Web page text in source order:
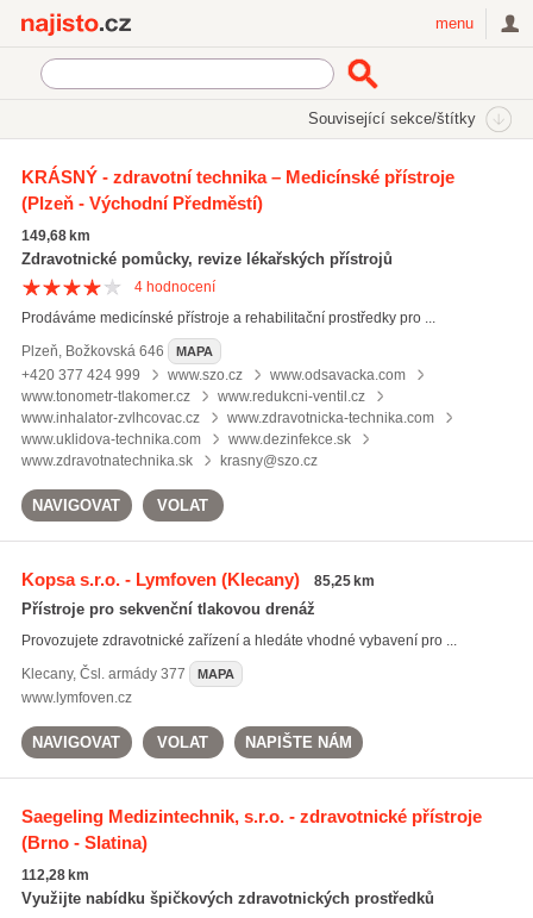
menu
Související sekce/štítky
Najisto.cz
vybavení pro zdravotnická zařízení(48)
zdravotnické přístroje
zdravotnické pomůcky (1279)
KRÁSNÝ - zdravotní technika – Medicínské přístroje
(Plzeň - Východní Předměstí)
149,68 km
Zdravotnické pomůcky, revize lékařských přístrojů
4hodnocení
Prodáváme medicínské přístroje a rehabilitační prostředky pro ...
Plzeň, Božkovská 646 MAPA
+420 377 424 999 www.szo.cz
www.odsavacka.com
www.tonometr-tlakomer.cz
www.redukcni-ventil.cz
www.inhalator-zvlhcovac.cz
www.zdravotnicka-technika.com
www.uklidova-technika.com
www.dezinfekce.sk
www.zdravotnatechnika.sk
krasny@szo.cz
NAVIGOVAT VOLAT
Kopsa s.r.o. - Lymfoven(Klecany) 85,25 km
Přístroje pro sekvenční tlakovou drenáž
Provozujete zdravotnické zařízení a hledáte vhodné vybavení pro ...
Klecany, Čsl. armády 377 MAPA
www.lymfoven.cz
NAVIGOVAT VOLAT NAPIŠTE NÁM
Saegeling Medizintechnik, s.r.o. - zdravotnické přístroje
(Brno - Slatina)
112,28 km
Využijte nabídku špičkových zdravotnických prostředků